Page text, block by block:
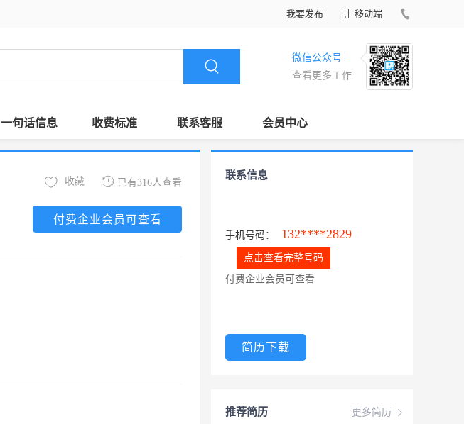
我要发布 移动端
微信公众号
查看更多工作
一句话信息 收费标准 联系客服 会员中心
已有316人查看
收藏
付费企业会员可查看
联系信息
手机号码： 132****2829
点击查看完整号码
付费企业会员可查看
简历下载
更多简历
推荐简历